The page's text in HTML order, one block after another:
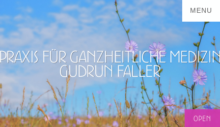
für ganzheitliche
Gudrun Faller